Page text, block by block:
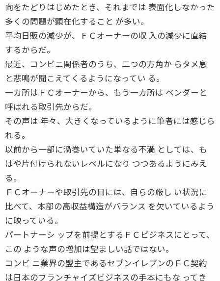
向をたどりはじめたとき、それまでは 表面化しなかった
多くの問題が顕在化すること が多い。
平均日販の減少が、ＦＣオーナーの収 入の減少に直結
するからだ。
最近、コンビニ関係者のうち、二つの方角か らタメ息
と悲鳴が聞こえてくるようになってい る。
一カ所はＦＣオーナーから、もう一カ所は ベンダーと
呼ばれる取引先からだ。
その声は 年々、大きくなっているように筆者には感じら
れる。
以前から一部に渦巻いていた単なる不満 としては、も
はや片付けられないレベルになり つつあるようにみえ
る。
ＦＣオーナーや取引先の目には、自らの厳し い状況に
比べて、本部の高収益構造がバランス を欠いているよう
に映っている。
パートナーシ ップを前提とするＦＣビジネスにとって、
この ような声の増加は望ましい話ではない。
コンビ ニ業界の盟主であるセブンイレブンのＦＣ契約
は日本のフランチャイズビジネスの手本にもな ってき